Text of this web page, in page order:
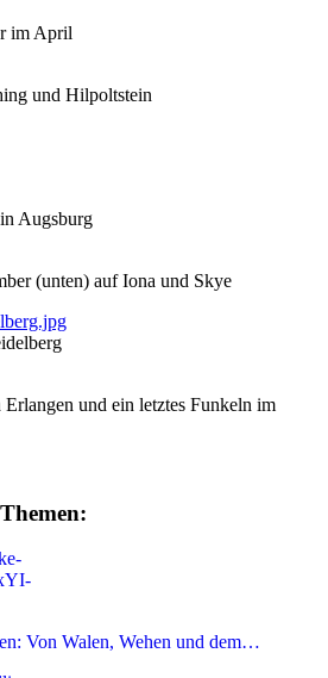
im April
und Hilpoltstein
Augsburg
(unten) auf Iona und Skye
und ein letztes Funkeln im
Von Walen, Wehen und dem…